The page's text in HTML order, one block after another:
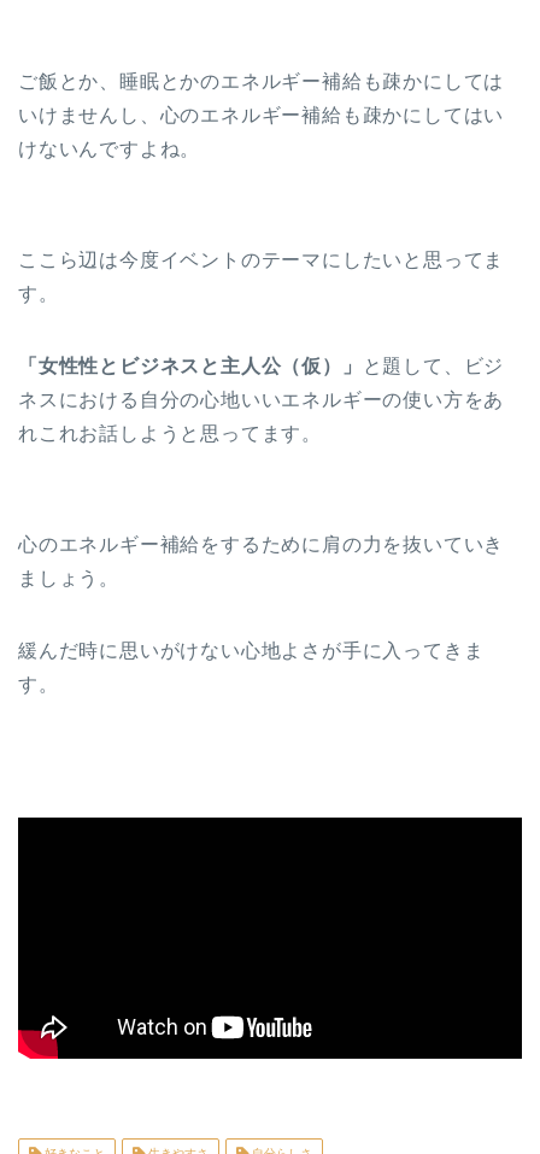
ご飯とか、睡眠とかのエネルギー補給も疎かにしては
いけませんし、心のエネルギー補給も疎かにしてはい
けないんですよね。
ここら辺は今度イベントのテーマにしたいと思ってま
す。
「女性性とビジネスと主人公（仮）」
と題して、ビジ
ネスにおける自分の心地いいエネルギーの使い方をあ
れこれお話しようと思ってます。
心のエネルギー補給をするために肩の力を抜いていき
ましょう。
緩んだ時に思いがけない心地よさが手に入ってきま
す。